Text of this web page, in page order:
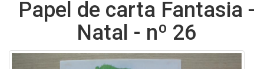
Papel de carta Fantasia -
Natal - nº 26